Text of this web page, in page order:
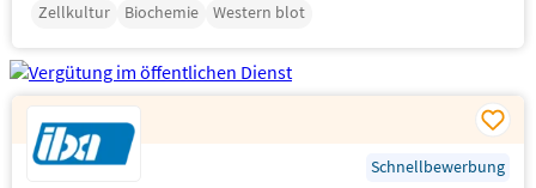
Zellkultur
Biochemie Western blot
Schnellbewerbung